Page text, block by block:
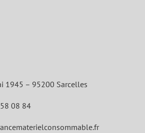
1945 – 95200 Sarcelles
08 84